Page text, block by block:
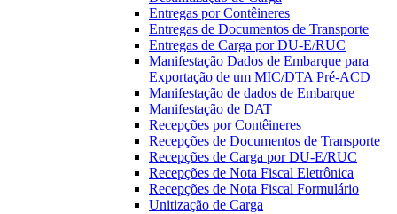
Entregas por Contêineres
Entregas de Documentos de Transporte
Entregas de Carga por DU-E/RUC
Manifestação Dados de Embarque para
Exportação de um MIC/DTA Pré-ACD
Manifestação de dados de Embarque
Manifestação de DAT
Recepções por Contêineres
Recepções de Documentos de Transporte
Recepções de Carga por DU-E/RUC
Recepções de Nota Fiscal Eletrônica
Recepções de Nota Fiscal Formulário
Unitização de Carga